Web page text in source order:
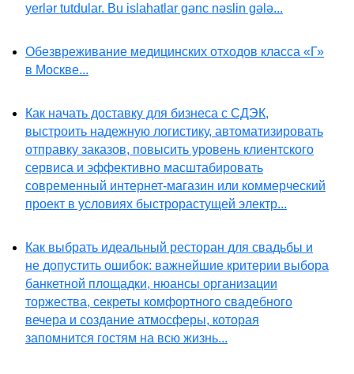
yerlər tutdular. Bu islahatlar gənc nəslin gələ...
Обезвреживание медицинских отходов класса «Г»
в Москве...
Как начать доставку для бизнеса с СДЭК,
выстроить надежную логистику, автоматизировать
отправку заказов, повысить уровень клиентского
сервиса и эффективно масштабировать
современный интернет-магазин или коммерческий
проект в условиях быстрорастущей электр...
Как выбрать идеальный ресторан для свадьбы и
не допустить ошибок: важнейшие критерии выбора
банкетной площадки, нюансы организации
торжества, секреты комфортного свадебного
вечера и создание атмосферы, которая
запомнится гостям на всю жизнь...